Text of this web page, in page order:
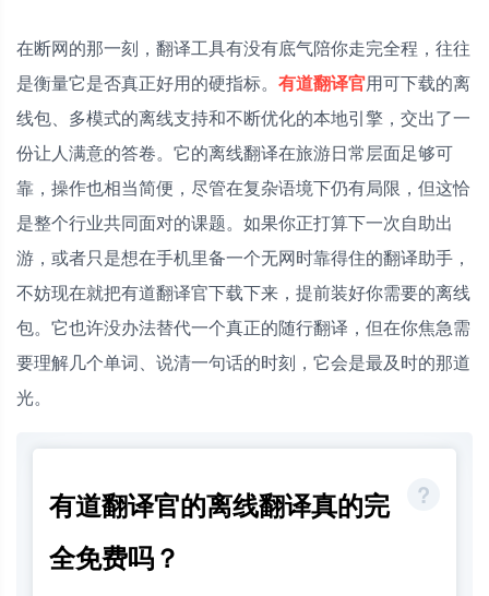
在断网的那一刻，翻译工具有没有底气陪你走完全程，往往
是衡量它是否真正好用的硬指标。 有道翻译官用可下载的离
线包、多模式的离线支持和不断优化的本地引擎，交出了一
份让人满意的答卷。它的离线翻译在旅游日常层面足够可
靠，操作也相当简便，尽管在复杂语境下仍有局限，但这恰
是整个行业共同面对的课题。如果你正打算下一次自助出
游，或者只是想在手机里备一个无网时靠得住的翻译助手，
不妨现在就把有道翻译官下载下来，提前装好你需要的离线
包。它也许没办法替代一个真正的随行翻译，但在你焦急需
要理解几个单词、说清一句话的时刻，它会是最及时的那道
光。
有道翻译官的离线翻译真的完
全免费吗？